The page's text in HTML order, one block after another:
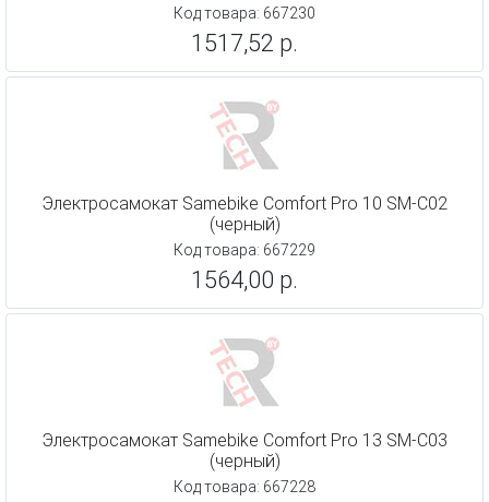
Код товара: 667230
1517,52 р.
Электросамокат Samebike Comfort Pro 10 SМ-C02
(черный)
Код товара: 667229
1564,00 р.
Электросамокат Samebike Comfort Pro 13 SМ-C03
(черный)
Код товара: 667228